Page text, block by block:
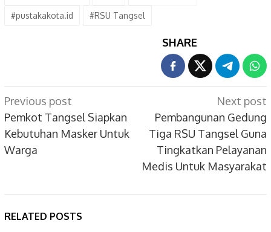
#pustakakota.id #RSU Tangsel
SHARE
Post
navigation
Previous post
Pemkot Tangsel Siapkan
Kebutuhan Masker Untuk
Warga
Next post
Pembangunan Gedung
Tiga RSU Tangsel Guna
Tingkatkan Pelayanan
Medis Untuk Masyarakat
RELATED POSTS